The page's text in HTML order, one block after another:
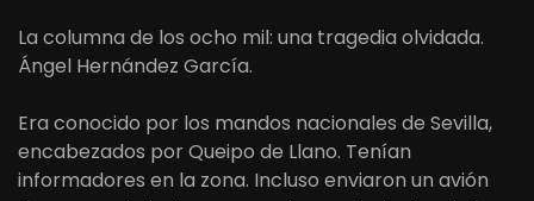
La columna de los ocho mil: una tragedia olvidada.
Ángel Hernández García.
Era conocido por los mandos nacionales de Sevilla,
encabezados por Queipo de Llano. Tenían
informadores en la zona. Incluso enviaron un avión